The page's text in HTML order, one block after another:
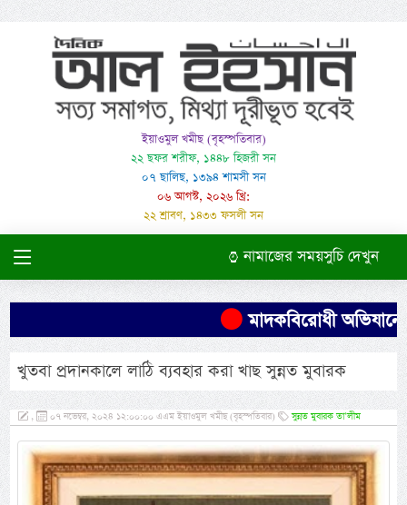
ইয়াওমুল খমীছ (বৃহস্পতিবার)
২২ ছফর শরীফ, ১৪৪৮ হিজরী সন
০৭ ছালিছ, ১৩৯৪ শামসী সন
০৬ আগস্ট, ২০২৬ খ্রি:
২২ শ্রাবণ, ১৪৩৩ ফসলী সন
নামাজের সময়সুচি দেখুন
মাদকবিরোধী অভিযানে
খুতবা প্রদানকালে লাঠি ব্যবহার করা খাছ সুন্নত মুবারক
, ০৭ নভেম্বর, ২০২৪ ১২:০০:০০ এএম ইয়াওমুল খমীছ (বৃহস্পতিবার) সুন্নত মুবারক তা’লীম